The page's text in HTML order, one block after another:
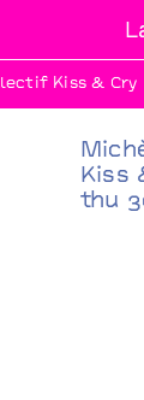
Kiss & Cry
Kiss
thu